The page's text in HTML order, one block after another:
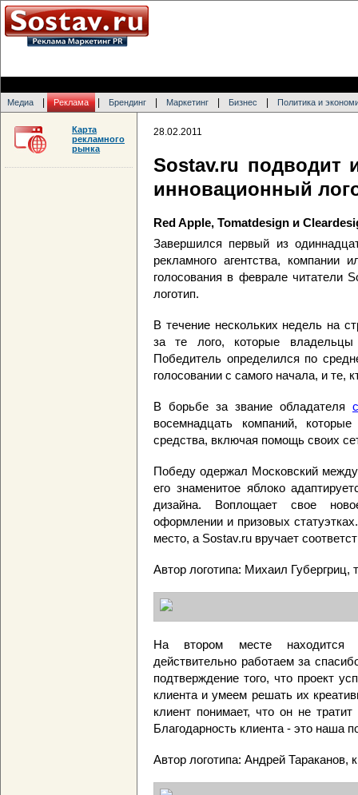
Медиа Реклама Брендинг Маркетинг Бизнес Политика и
28.02.2011
Sostav.ru подводит
инновационный
Red Apple, Tomatdesign и
Завершился первый из
рекламного агентства,
голосования в феврале читатели
логотип.
В течение нескольких недель на
за те лого, которые
Победитель определился по
голосовании с самого начала, и
В борьбе за звание обладателя
восемнадцать компаний,
средства, включая помощь своих
Победу одержал Московский
его знаменитое яблоко
дизайна. Воплощает свое
оформлении и призовых
место, а Sostav.ru вручает
Автор логотипа: Михаил Губергриц,
На втором месте находится
действительно работаем за
подтверждение того, что проект
клиента и умеем решать их
клиент понимает, что он не
Благодарность клиента - это наша
Автор логотипа: Андрей Тараканов,
Карта
рекламного
рынка